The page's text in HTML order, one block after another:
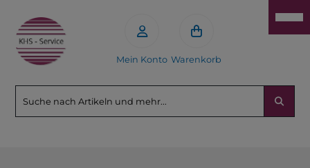
Mein Konto Warenkorb